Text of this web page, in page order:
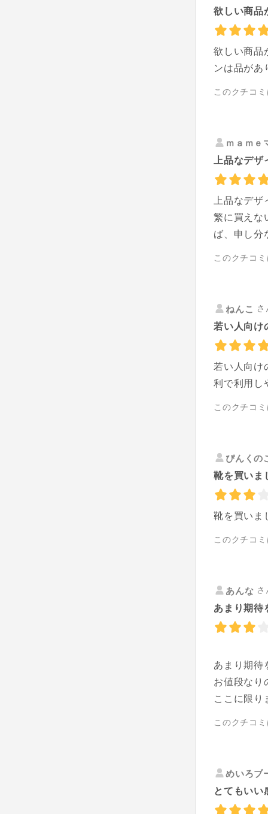
欲しい商品
欲しい商品
ンは品があ
このクチコ
ｍａｍｅ
上品なデザ
上品なデザ
繁に買えな
ば、申し分
このクチコ
ねんこ
若い人向け
若い人向け
利で利用し
このクチコ
ぴんくの
靴を買いま
靴を買いま
このクチコ
あんな
あまり期待
あまり期待
お値段なり
ここに限り
このクチコ
めいろブ
とてもいい